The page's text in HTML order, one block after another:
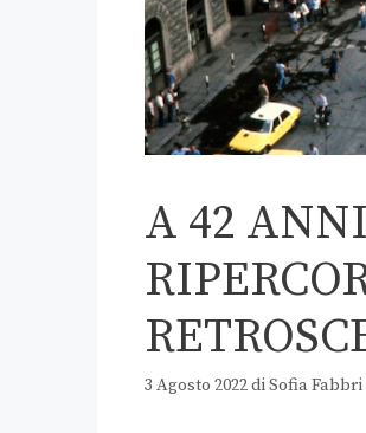
A 42
3 Agosto 2022diSofia Fabbri